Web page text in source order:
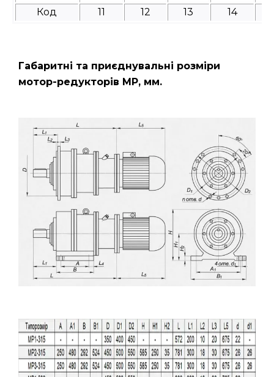
Код
11 12 13 14
Габаритні та приєднувальні розміри
мотор-редукторів МР, мм.